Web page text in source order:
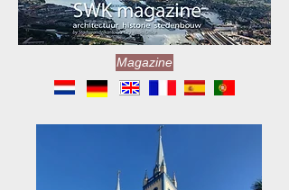
Magazine